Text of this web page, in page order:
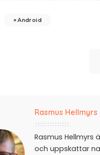
Android
Rasmus Hellmyrs
Rasmus Hellmyrs
och uppskattar